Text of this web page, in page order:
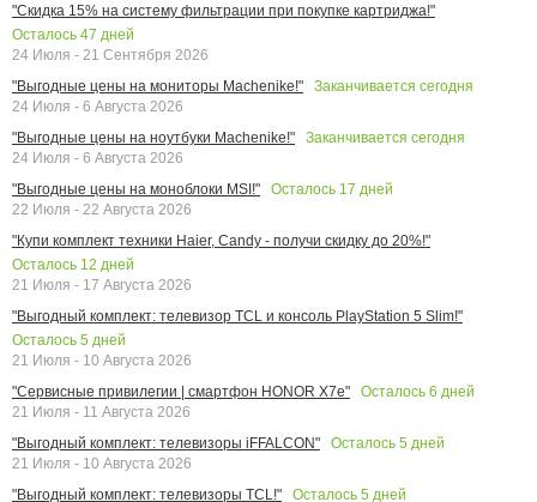
"Скидка 15% на систему фильтрации при покупке картриджа!"
Осталось 47 дней
24 Июля - 21 Сентября 2026
"Выгодные цены на мониторы Machenike!"
Заканчивается сегодня
24 Июля - 6 Августа 2026
"Выгодные цены на ноутбуки Machenike!"
Заканчивается сегодня
24 Июля - 6 Августа 2026
"Выгодные цены на моноблоки MSI!"
Осталось 17 дней
22 Июля - 22 Августа 2026
"Купи комплект техники Haier, Candy - получи скидку до 20%!"
Осталось 12 дней
21 Июля - 17 Августа 2026
"Выгодный комплект: телевизор TCL и консоль PlayStation 5 Slim!"
Осталось 5 дней
21 Июля - 10 Августа 2026
"Сервисные привилегии | смартфон HONOR X7e"
Осталось 6 дней
21 Июля - 11 Августа 2026
"Выгодный комплект: телевизоры iFFALCON"
Осталось 5 дней
21 Июля - 10 Августа 2026
"Выгодный комплект: телевизоры TCL!"
Осталось 5 дней